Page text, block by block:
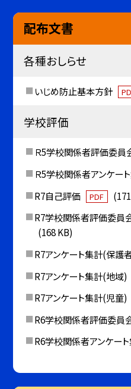
配布文書
各種おしらせ
いじめ防止基本方針
学校評価
Ｒ5学校関係者評価委員
Ｒ5学校関係者アンケー
R7自己評価
PDF
R7学校関係者評価委員
(168 KB)
R7アンケート集計(保護
R7アンケート集計(地域)
R7アンケート集計(児童)
R6学校関係者評価委員
R6学校関係者アンケー